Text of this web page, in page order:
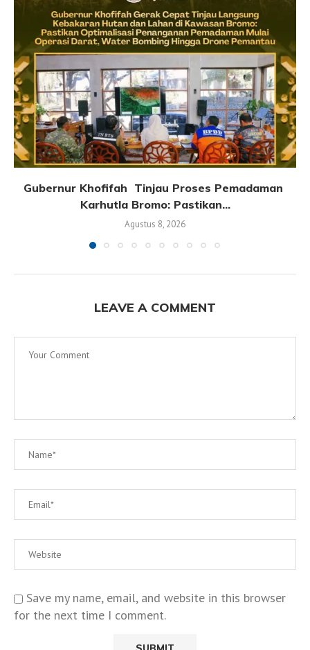
Gubernur Khofifah Tinjau Proses Pemadaman
Karhutla Bromo: Pastikan...
Agustus 8, 2026
LEAVE A COMMENT
Save my name, email, and website in this browser
for the next time I comment.